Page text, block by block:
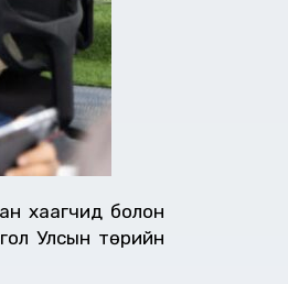
хаагчид болон
Улсын төрийн